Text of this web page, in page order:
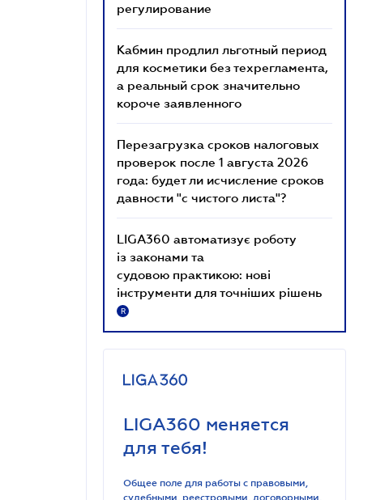
регулирование
Кабмин продлил льготный период
для косметики без техрегламента,
а реальный срок значительно
короче заявленного
Перезагрузка сроков налоговых
проверок после 1 августа 2026
года: будет ли исчисление сроков
давности "с чистого листа"?
LIGA360 автоматизує роботу
із законами та
судовою практикою: нові
інструменти для точніших рішень
R
LIGA360 меняется
для тебя!
Общее поле для работы с правовыми,
судебными, реестровыми, договорными,